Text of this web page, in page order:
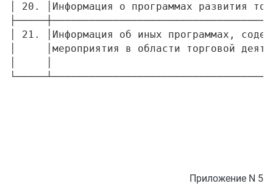
│ 20. │Информация о программах
│ 21. │Информация об иных программах,
│     │мероприятия в области торговой
Приложение N 5